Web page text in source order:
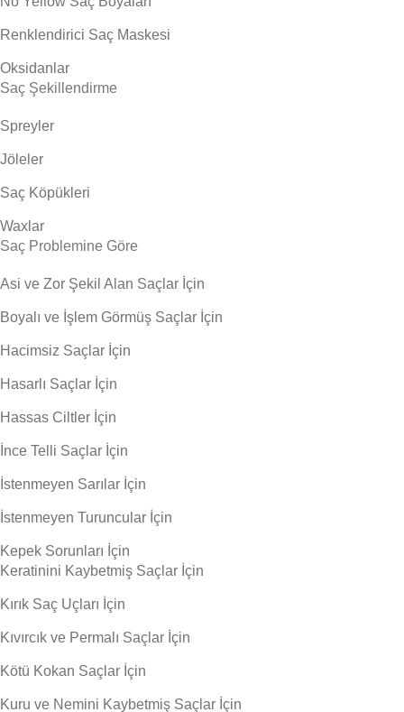
Renklendirici Saç Maskesi
Oksidanlar
Saç Şekillendirme
Spreyler
Jöleler
Saç Köpükleri
Waxlar
Saç Problemine Göre
Asi ve Zor Şekil Alan Saçlar İçin
Boyalı ve İşlem Görmüş Saçlar İçin
Hacimsiz Saçlar İçin
Hasarlı Saçlar İçin
Hassas Ciltler İçin
İnce Telli Saçlar İçin
İstenmeyen Sarılar İçin
İstenmeyen Turuncular İçin
Kepek Sorunları İçin
Keratinini Kaybetmiş Saçlar İçin
Kırık Saç Uçları İçin
Kıvırcık ve Permalı Saçlar İçin
Kötü Kokan Saçlar İçin
Kuru ve Nemini Kaybetmiş Saçlar İçin